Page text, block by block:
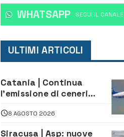
WHATSAPP ‎SEGUI IL CANALE
ULTIMI ARTICOLI
Catania | Continua
l’emissione di ceneri
attività all’aeroporto di
Fontanarossa
8 AGOSTO 2026
Siracusa | Asp: nuove